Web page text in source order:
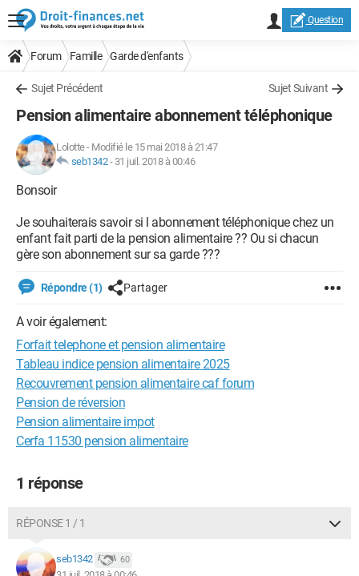
Question
Forum Famille Garde d'enfants
Sujet Précédent Sujet Suivant
Pension alimentaire abonnement téléphonique
Lolotte- Modifié le 15 mai 2018 à 21:47
seb1342- 31 juil. 2018 à 00:46
Bonsoir
Je souhaiterais savoir si l abonnement téléphonique chez un
enfant fait parti de la pension alimentaire ?? Ou si chacun
gère son abonnement sur sa garde ???
Répondre (1) Partager
A voir également:
Forfait telephone et pension alimentaire
Tableau indice pension alimentaire 2025
Recouvrement pension alimentaire caf forum
Pension de réversion
Pension alimentaire impot
Cerfa 11530 pension alimentaire
1 réponse
RÉPONSE 1 / 1
seb1342 60